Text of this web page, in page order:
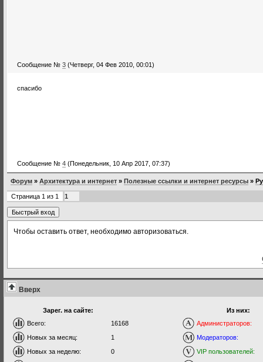
Сообщение № 3 (Четверг, 04 Фев 2010, 00:01)
спасибо
Сообщение № 4 (Понедельник, 10 Апр 2017, 07:37)
Форум » Архитектура и интернет » Полезные ссылки и интернет ресурсы »
Страница 1 из 1 1
Чтобы оставить ответ, необходимо авторизоваться.
Вверх
Зарег. на сайте:
Всего:
16168
Новых за месяц:
1
Новых за неделю:
0
Из них:
Администраторов:
Модераторов:
VIP пользователей: